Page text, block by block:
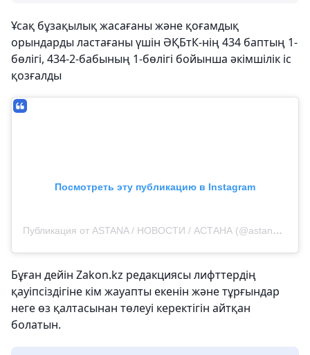
Ұсақ бұзақылық жасағаны және қоғамдық
орындарды ластағаны үшін ӘҚБтК-нің 434 баптың 1-
бөлігі, 434-2-бабының 1-бөлігі бойынша әкімшілік іс
қозғалды
Посмотреть эту публикацию в Instagram
Публикация от ASTANA / НОВОСТИ / АСТАНА (@astanovka98)
Бұған дейін Zakon.kz редакциясы лифттердің
қауіпсіздігіне кім жауапты екенін және тұрғындар
неге өз қалтасынан төлеуі керектігін айтқан
болатын.